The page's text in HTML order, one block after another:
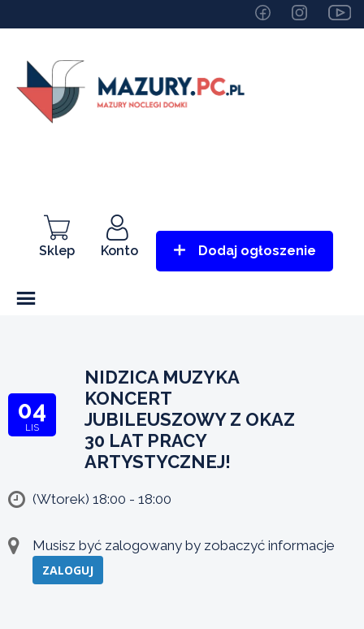
Sklep Konto Dodaj ogłoszenie
04
LIS
NIDZICA MUZYKA
KONCERT
JUBILEUSZOWY Z OKAZ
30 LAT PRACY
ARTYSTYCZNEJ!
(Wtorek) 18:00 - 18:00
Musisz być zalogowany by zobaczyć informacje
ZALOGUJ